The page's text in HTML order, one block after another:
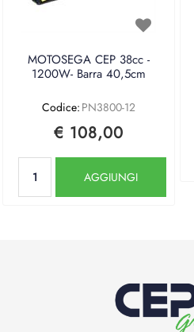
MOTOSEGA CEP 38cc -
1200W- Barra 40,5cm
Codice: PN3800-12
€ 108,00
AGGIUNGI